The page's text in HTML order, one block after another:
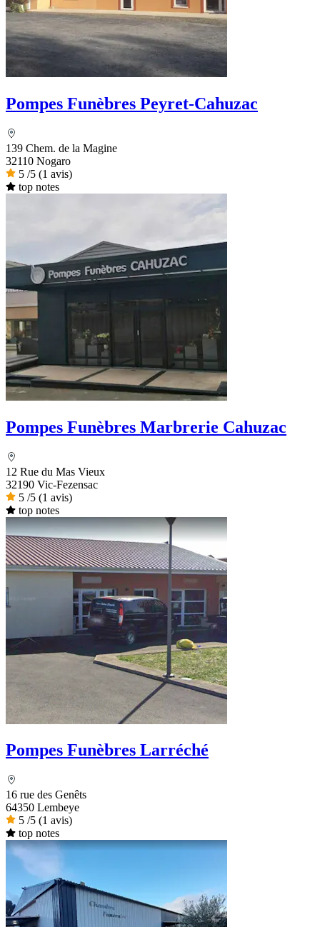
Pompes Funèbres Peyret-Cahuzac
139 Chem. de la Magine
32110 Nogaro
5 /5 (1 avis)
top notes
Pompes Funèbres Marbrerie Cahuzac
12 Rue du Mas Vieux
32190 Vic-Fezensac
5 /5 (1 avis)
top notes
Pompes Funèbres Larréché
16 rue des Genêts
64350 Lembeye
5 /5 (1 avis)
top notes